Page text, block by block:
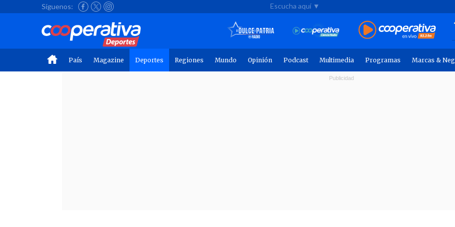
Síguenos: Escucha aquí ▼
País Magazine Deportes Regiones Mundo Opinión Podcast Multimedia Programas Marcas &